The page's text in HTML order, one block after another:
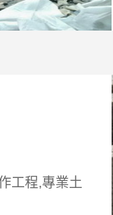
工程,專業土